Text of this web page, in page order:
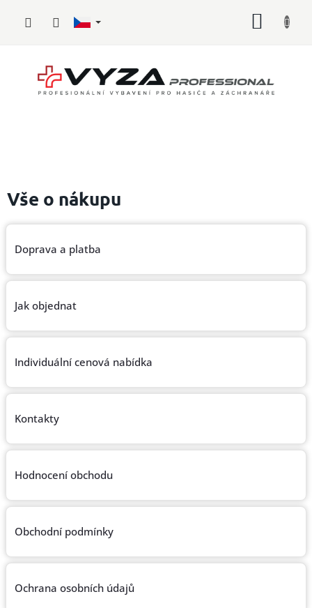
Požární
vybavení
Oblečení,
a
doplňky
Nepřehlédněte
★
Individuální
nabídka
Vše
o
Nepřehlédněte
Vše o nákupu
Doprava a platba
Jak objednat
Individuální cenová nabídka
Kontakty
Hodnocení obchodu
Obchodní podmínky
Ochrana osobních údajů